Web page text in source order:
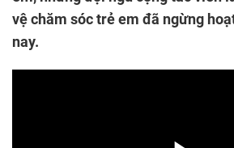
vệ chăm sóc trẻ em đã ngừng
nay.